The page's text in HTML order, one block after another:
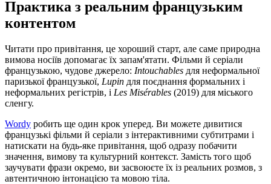
Практика з реальним французьким
контентом
Читати про привітання, це хороший старт, але саме природна
вимова носіїв допомагає їх запам'ятати. Фільми й серіали
французькою, чудове джерело: Intouchables для неформальної
паризької французької, Lupin для поєднання формальних і
неформальних регістрів, і Les Misérables (2019) для міського
сленгу.
Wordy робить ще один крок уперед. Ви можете дивитися
французькі фільми й серіали з інтерактивними субтитрами і
натискати на будь-яке привітання, щоб одразу побачити
значення, вимову та культурний контекст. Замість того щоб
заучувати фрази окремо, ви засвоюєте їх із реальних розмов, з
автентичною інтонацією та мовою тіла.